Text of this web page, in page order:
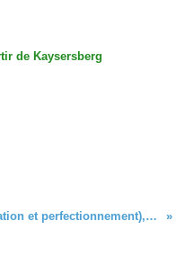
Marche nordique (initiation et perfectionnement), lundi 10 février 2025